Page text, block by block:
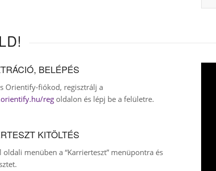
BELÉPÉS
Orientify-fiókod, regisztrálj a
reg oldalon és lépj be a felületre.
KITÖLTÉS
oldali menüben a “Karrierteszt” menüpontra és